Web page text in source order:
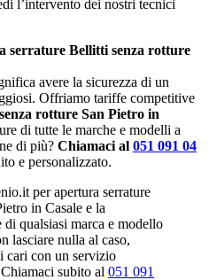
l’intervento dei nostri tecnici
serrature Bellitti senza rotture
avere la sicurezza di un
Offriamo tariffe competitive
rotture San Pietro in
di tutte le marche e modelli a
di più? Chiamaci al 051 091 04
e personalizzato.
per apertura serrature
in Casale e la
di qualsiasi marca e modello
lasciare nulla al caso,
cari con un servizio
subito al 051 091